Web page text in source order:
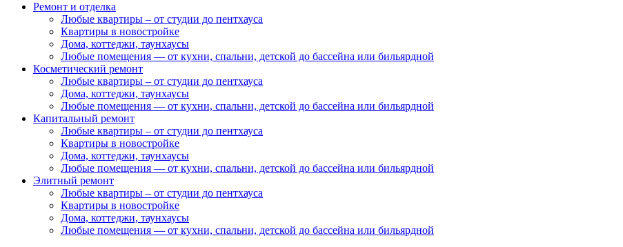
Ремонт и отделка
Любые квартиры – от студии до пентхауса
Квартиры в новостройке
Дома, коттеджи, таунхаусы
Любые помещения — от кухни, спальни, детской до бассейна или бильярдной
Косметический ремонт
Любые квартиры – от студии до пентхауса
Дома, коттеджи, таунхаусы
Любые помещения — от кухни, спальни, детской до бассейна или бильярдной
Капитальный ремонт
Любые квартиры – от студии до пентхауса
Квартиры в новостройке
Дома, коттеджи, таунхаусы
Любые помещения — от кухни, спальни, детской до бассейна или бильярдной
Элитный ремонт
Любые квартиры – от студии до пентхауса
Квартиры в новостройке
Дома, коттеджи, таунхаусы
Любые помещения — от кухни, спальни, детской до бассейна или бильярдной